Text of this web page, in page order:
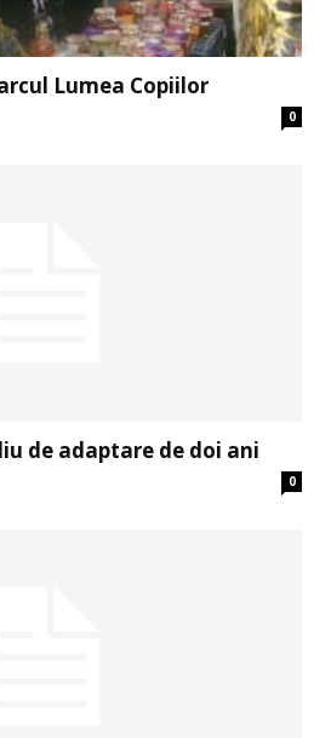
Lumea Copiilor
0
de adaptare de doi ani
0